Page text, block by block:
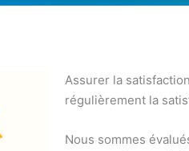
Assurer la
régulièrement la
Nous sommes